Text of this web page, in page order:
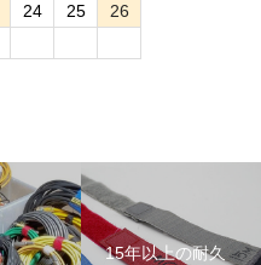
24 25
26
15年以上の耐久